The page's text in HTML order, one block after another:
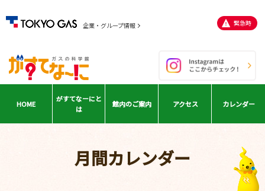
企業・グループ情報 緊急時
HOME
がすてなーにと
は
館内のご案内 アクセス カレンダー
月間カレンダー